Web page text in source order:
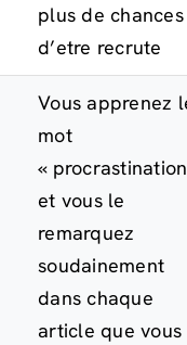
plus de chances
d’etre recrute
Vous apprenez
mot
«
et vous le
remarquez
soudainement
dans chaque
article que vous